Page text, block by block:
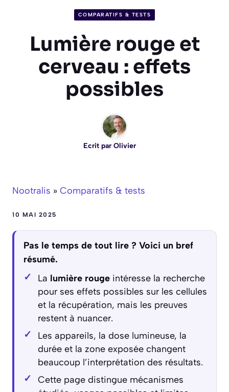
COMPARATIFS & TESTS
Lumière rouge et
cerveau : effets
possibles
Ecrit par Olivier
Nootralis » Comparatifs & tests
10 MAI 2025
Pas le temps de tout lire ? Voici un bref
résumé.
La lumière rougeintéresse la recherche
pour ses effets possibles sur les cellules
et la récupération, mais les preuves
restent à nuancer.
Les appareils, la dose lumineuse, la
durée et la zone exposée changent
beaucoup l’interprétation des résultats.
Cette page distingue mécanismes